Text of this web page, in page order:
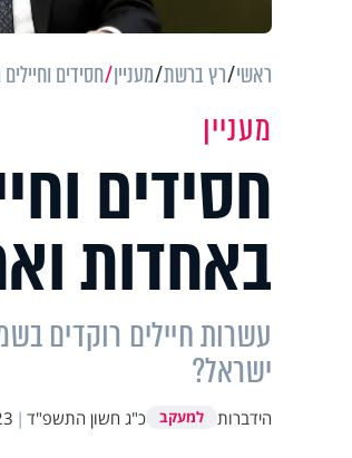
ראשי רץ ברשת מעניין חסידים
מעניין
חסידים
באחדות
עשרות חיילים רוקדים
ישראל?
הידברות למעקב כ"ג חשון התשפ"ד |